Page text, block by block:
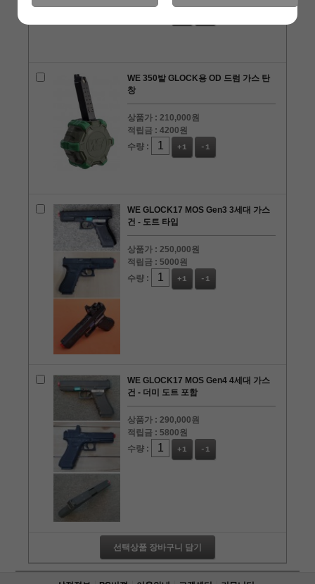
WE 350발 GLOCK용 OD 드럼 가스 탄
창
상품가 :210,000원
적립금 :4200원
수량 :
+1 -1
WE GLOCK17 MOS Gen3 3세대 가스
건 - 도트 타입
상품가 :250,000원
적립금 : 5000원
수량 :
+1 -1
WE GLOCK17 MOS Gen4 4세대 가스
건 - 더미 도트 포함
상품가 :290,000원
적립금 : 5800원
수량 :
+1 -1
선택상품 장바구니 담기